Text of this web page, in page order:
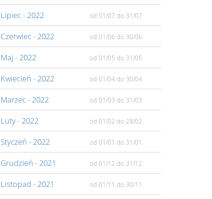
Lipiec- 2022 od 01/07 do 31/07
Czerwiec- 2022 od 01/06 do 30/06
Maj - 2022 od 01/05 do 31/05
Kwiecień - 2022 od 01/04 do 30/04
Marzec- 2022 od 01/03 do 31/03
Luty- 2022 od 01/02 do 28/02
Styczeń - 2022 od 01/01 do 31/01
Grudzień - 2021 od 01/12 do 31/12
Listopad - 2021 od 01/11 do 30/11